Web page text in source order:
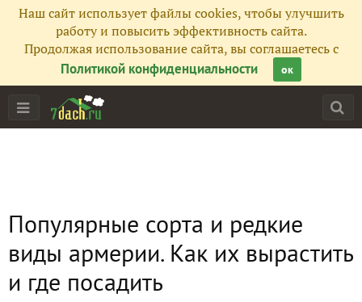
Наш сайт использует файлы cookies, чтобы улучшить
работу и повысить эффективность сайта.
Продолжая использование сайта, вы соглашаетесь с
Политикой конфиденциальности
ок
Популярные сорта и редкие
виды армерии. Как их вырастить
и где посадить